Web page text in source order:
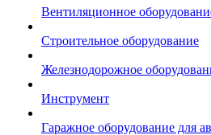
Вентиляционное
Строительное оборудование
Железнодорожное
Инструмент
Гаражное оборудование для